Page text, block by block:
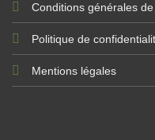
Conditions générales
Politique de
Mentions légales